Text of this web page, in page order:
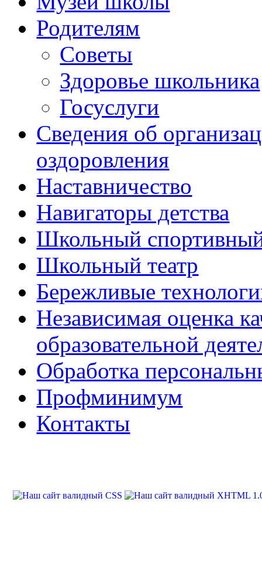
Родителям
Советы
Здоровье школьника
Госуслуги
Сведения об
оздоровления
Наставничество
Навигаторы детства
Школьный
Школьный театр
Бережливые
Независимая оценка
образовательной
Обработка
Профминимум
Контакты